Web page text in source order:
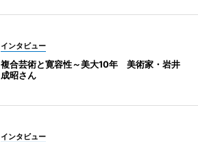
インタビュー
複合芸術と寛容性～美大10年 美術家・岩井
成昭さん
インタビュー